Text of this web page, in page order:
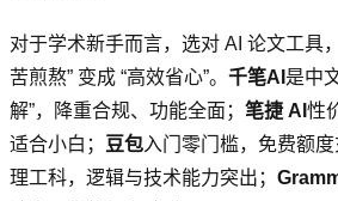
对于学术新手而言，选对 AI 论文工具
苦煎熬” 变成 “高效省心”。 千笔AI 是中
解”，降重合规、功能全面； 笔捷 AI 性
适合小白；
豆包入门零门槛，免费额度
理工科，逻辑与技术能力突出；